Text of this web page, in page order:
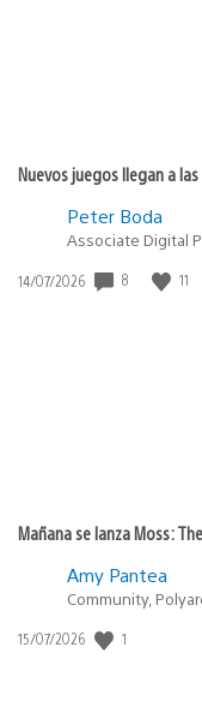
Nuevos juegos llegan a
Peter Boda
Associate Digital
Fecha
14/07/2026 8 11
Mañana se lanza Moss:
Amy Pantea
Community,
Fecha
15/07/2026 1